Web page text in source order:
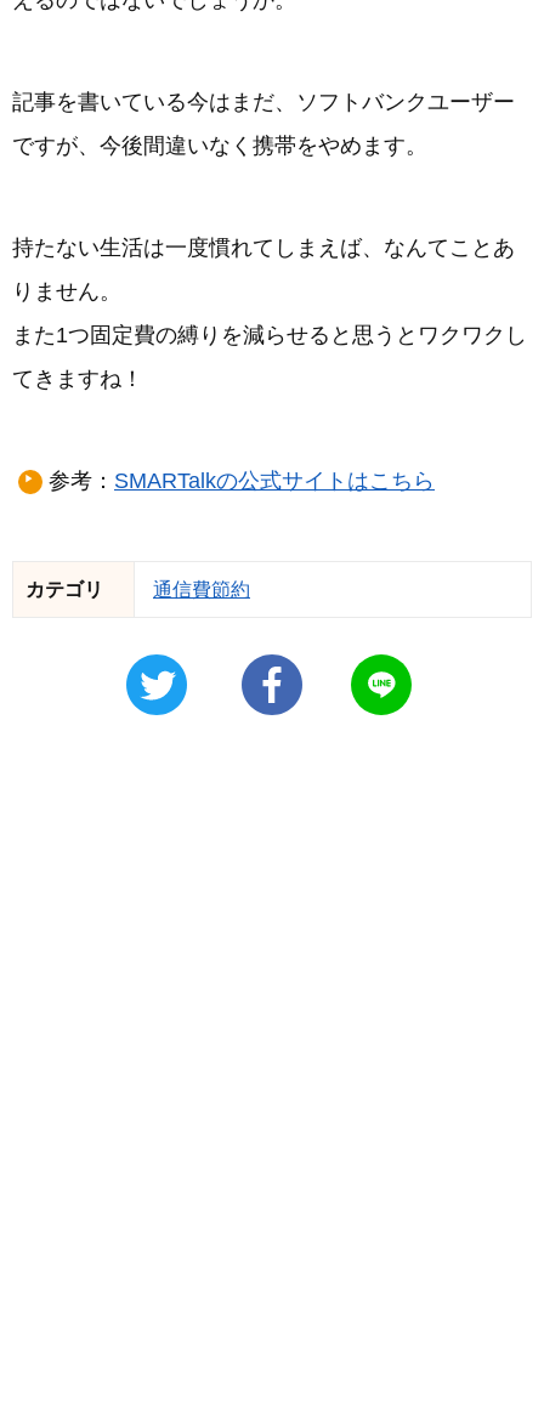
記事を書いている今はまだ、ソフトバンクユーザー
ですが、今後間違いなく携帯をやめます。
持たない生活は一度慣れてしまえば、なんてことあ
りません。
また1つ固定費の縛りを減らせると思うとワクワクし
てきますね！
参考： SMARTalkの公式サイトはこちら
カテゴリ 通信費節約